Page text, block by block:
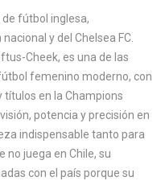
l
n
c
fútbol inglesa,
y del Chelsea FC
Cheek, es una de las
femenino moderno, con
en la Champions
potencia y precisión en
indispensable tanto para
no juega en Chile, su
con el país porque su